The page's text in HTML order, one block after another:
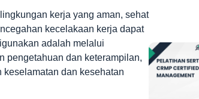
kerja yang aman, sehat
kecelakaan kerja dapat
adalah melalui
pengetahuan dan keterampilan,
dan kesehatan